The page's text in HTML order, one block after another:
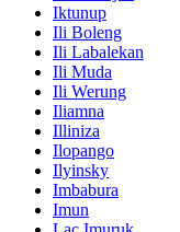
Iktunup
Ili Boleng
Ili Labalekan
Ili Muda
Ili Werung
Iliamna
Illiniza
Ilopango
Ilyinsky
Imbabura
Imun